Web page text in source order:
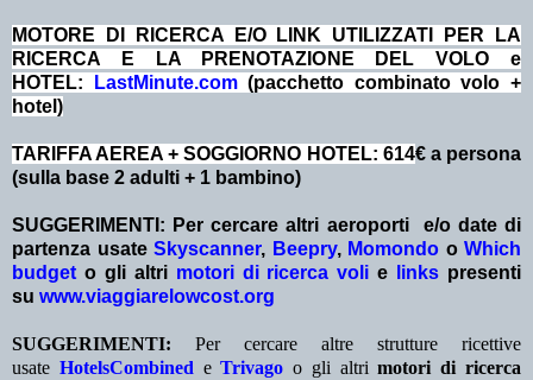
MOTORE DI RICERCA E/O LINK UTILIZZATI PER LA
RICERCA E LA PRENOTAZIONE DEL VOLO e
HOTEL:
LastMinute.com(pacchetto combinato volo +
hotel)
TARIFFA AEREA + SOGGIORNO HOTEL: 614€ a persona
(sulla base 2 adulti + 1 bambino)
SUGGERIMENTI: Per cercare altri aeroporti e/o date di
partenza usate Skyscanner, Beepry, Momondo o Which
budget o gli altri motori di ricerca voli e links presenti
su www.viaggiarelowcost.org
SUGGERIMENTI: Per cercare altre strutture ricettive
usate HotelsCombined eTrivago o gli altrimotori di ricerca